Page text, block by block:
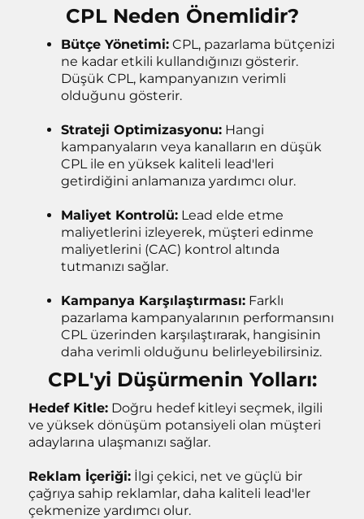
CPL Neden Önemlidir?
Bütçe Yönetimi: CPL, pazarlama bütçenizi
ne kadar etkili kullandığınızı gösterir.
Düşük CPL, kampanyanızın verimli
olduğunu gösterir.
Strateji Optimizasyonu: Hangi
kampanyaların veya kanalların en düşük
CPL ile en yüksek kaliteli lead'leri
getirdiğini anlamanıza yardımcı olur.
Maliyet Kontrolü: Lead elde etme
maliyetlerini izleyerek, müşteri edinme
maliyetlerini (CAC) kontrol altında
tutmanızı sağlar.
Kampanya Karşılaştırması: Farklı
pazarlama kampanyalarının performansını
CPL üzerinden karşılaştırarak, hangisinin
daha verimli olduğunu belirleyebilirsiniz.
CPL'yi Düşürmenin Yolları:
Hedef Kitle: Doğru hedef kitleyi seçmek, ilgili
ve yüksek dönüşüm potansiyeli olan müşteri
adaylarına ulaşmanızı sağlar.
Reklam İçeriği: İlgi çekici, net ve güçlü bir
çağrıya sahip reklamlar, daha kaliteli lead'ler
çekmenize yardımcı olur.